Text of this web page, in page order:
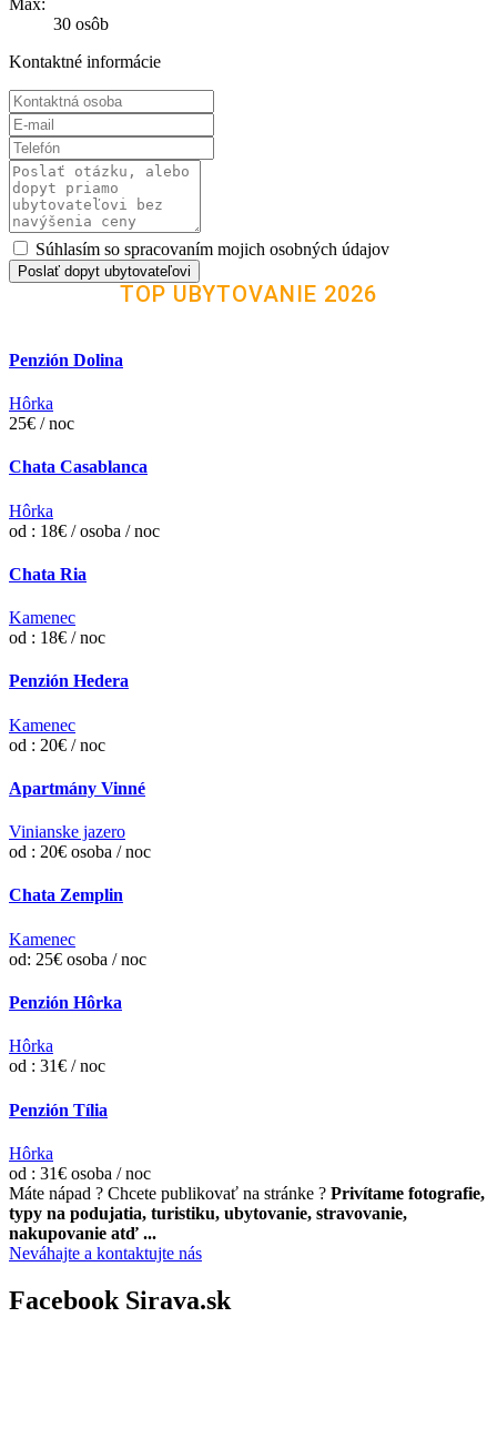
30 osôb
Kontaktné informácie
Súhlasím so spracovaním mojich osobných údajov
Poslať dopyt ubytovateľovi
TOP UBYTOVANIE 2026
Penzión Dolina
Hôrka
25€ / noc
Chata Casablanca
Hôrka
od : 18€ / osoba / noc
Chata Ria
Kamenec
od : 18€ / noc
Penzión Hedera
Kamenec
od : 20€ / noc
Apartmány Vinné
Vinianske jazero
od : 20€ osoba / noc
Chata Zemplin
Kamenec
od: 25€ osoba / noc
Penzión Hôrka
Hôrka
od : 31€ / noc
Penzión Tília
Hôrka
od : 31€ osoba / noc
Máte nápad ? Chcete publikovať na stránke ? Privítame fotografie,
typy na podujatia, turistiku, ubytovanie, stravovanie,
nakupovanie atď ...
Neváhajte a kontaktujte nás
Facebook Sirava.sk